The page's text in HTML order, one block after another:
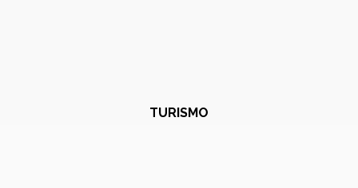
TURISMO